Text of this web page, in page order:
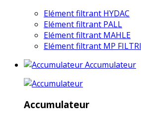
Elément filtrant HYDAC
Elément filtrant PALL
Elément filtrant MAHLE
Elément filtrant MP FILTRI
Accumulateur
Accumulateur